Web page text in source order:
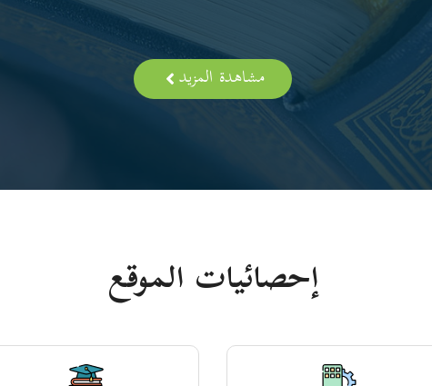
مشاهدة المزيد
إحصائيات الموقع